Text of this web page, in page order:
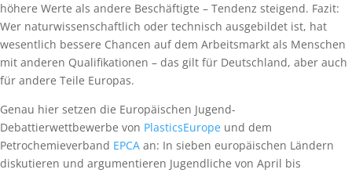
höhere Werte als andere Beschäftigte – Tendenz steigend. Fazit:
Wer naturwissenschaftlich oder technisch ausgebildet ist, hat
wesentlich bessere Chancen auf dem Arbeitsmarkt als Menschen
mit anderen Qualifikationen – das gilt für Deutschland, aber auch
für andere Teile Europas.
Genau hier setzen die Europäischen Jugend-
Debattierwettbewerbe von PlasticsEurope und dem
Petrochemieverband EPCA an: In sieben europäischen Ländern
diskutieren und argumentieren Jugendliche von April bis